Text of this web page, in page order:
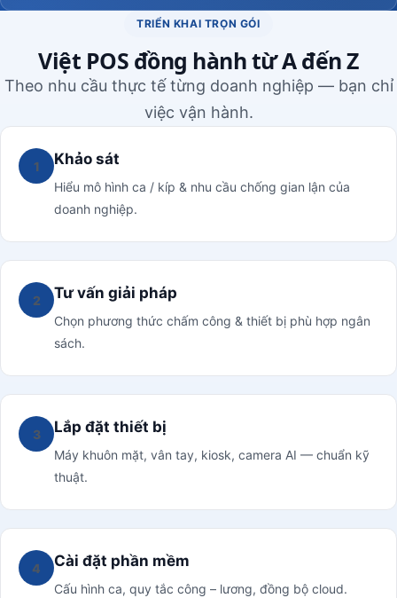
TRIỂN KHAI TRỌN GÓI
Việt POS đồng hành từ A đến Z
Theo nhu cầu thực tế từng doanh nghiệp — bạn chỉ
việc vận hành.
1 Khảo sát
Hiểu mô hình ca / kíp & nhu cầu chống gian lận của
doanh nghiệp.
2 Tư vấn giải pháp
Chọn phương thức chấm công & thiết bị phù hợp ngân
sách.
3 Lắp đặt thiết bị
Máy khuôn mặt, vân tay, kiosk, camera AI — chuẩn kỹ
thuật.
4 Cài đặt phần mềm
Cấu hình ca, quy tắc công – lương, đồng bộ cloud.